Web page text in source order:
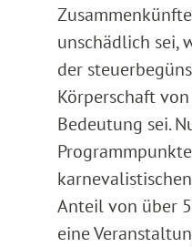
unschädlich sei,
der
Körperschaft
Bedeutung sei.
Anteil von über
eine